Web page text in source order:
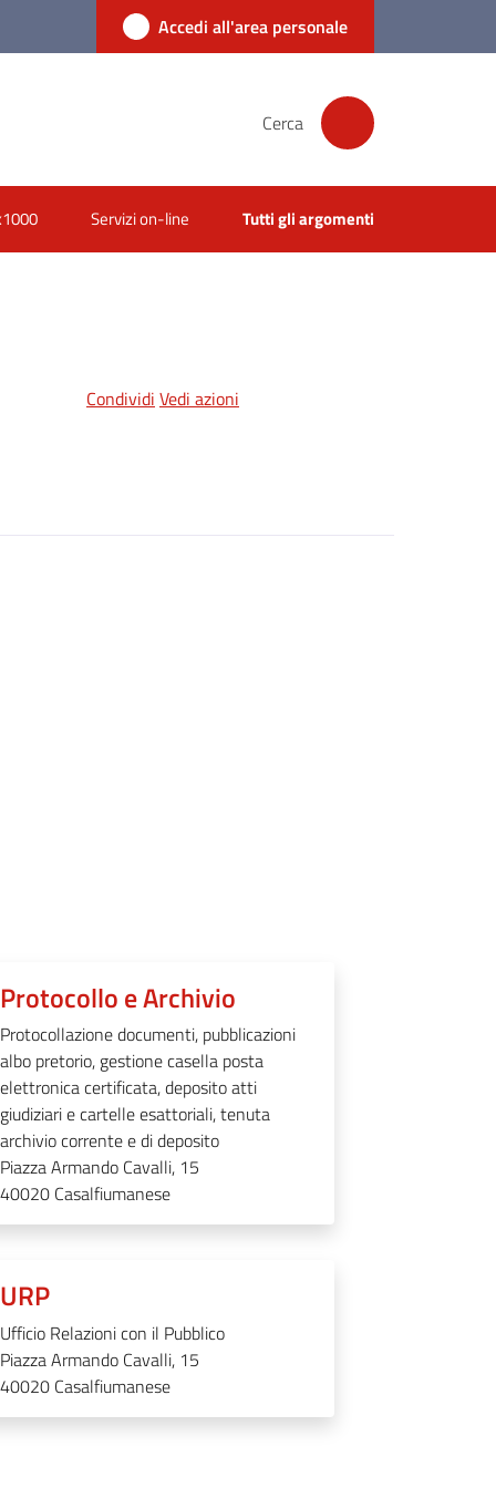
Accedi all'area personale
Cerca
Servizi on-line Tutti gli argomenti
Condividi Vedi azioni
Protocollo e Archivio
Protocollazione documenti, pubblicazioni
albo pretorio, gestione casella posta
elettronica certificata, deposito atti
giudiziari e cartelle esattoriali, tenuta
archivio corrente e di deposito
Piazza Armando Cavalli, 15
40020 Casalfiumanese
URP
Ufficio Relazioni con il Pubblico
Piazza Armando Cavalli, 15
40020 Casalfiumanese